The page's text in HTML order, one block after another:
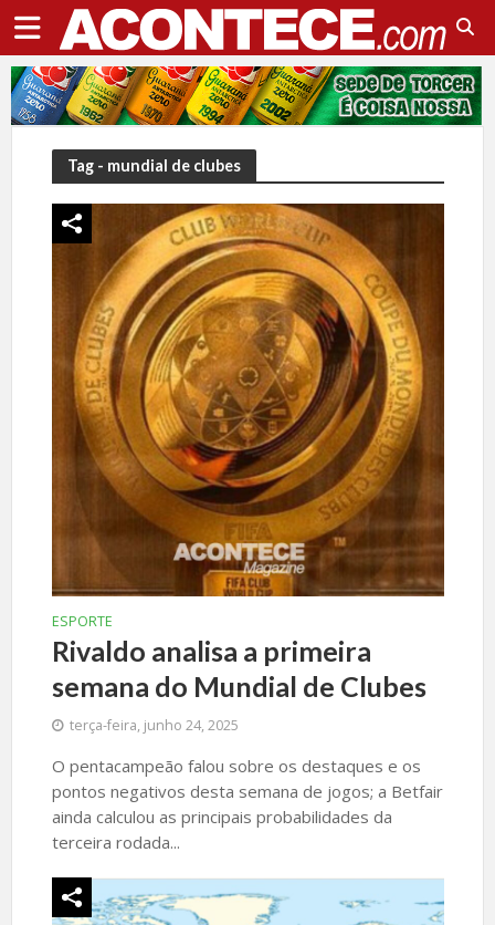
Tag - mundial de clubes
ESPORTE
Rivaldo analisa a primeira
semana do Mundial de Clubes
terça-feira, junho 24, 2025
O pentacampeão falou sobre os destaques e os
pontos negativos desta semana de jogos; a Betfair
ainda calculou as principais probabilidades da
terceira rodada...